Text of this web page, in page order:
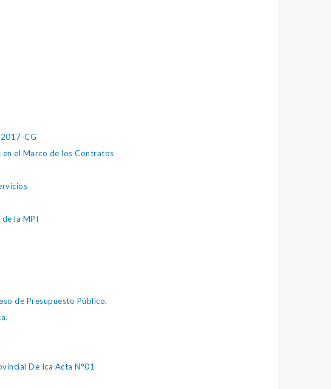
CG
en el Marco de los Contratos
la MPI
de Presupuesto Público.
De Ica Acta N°01